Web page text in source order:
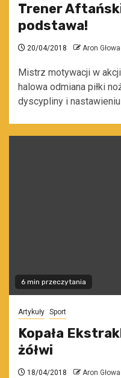
Trener
podstawa!
20/04/2018 Aron
Mistrz motywacji w
halowa odmiana piłki
dyscypliny i
6 min przeczytania
Artykuły Sport
Kopała
żółwi
18/04/2018 Aron